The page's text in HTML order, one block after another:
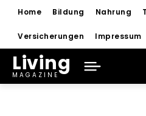
Home Bildung Nahrung
Versicherungen Impressum
Living
MAGAZINE